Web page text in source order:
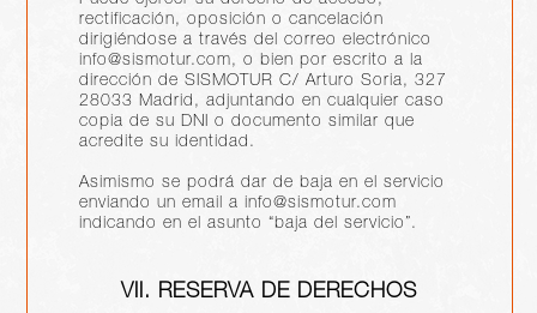
rectificación, oposición o cancelación
dirigiéndose a través del correo electrónico
info@sismotur.com, o bien por escrito a la
dirección de SISMOTUR C/ Arturo Soria, 327
28033 Madrid, adjuntando en cualquier caso
copia de su DNI o documento similar que
acredite su identidad.
Asimismo se podrá dar de baja en el servicio
enviando un email a info@sismotur.com
indicando en el asunto “baja del servicio”.
VII. RESERVA DE DERECHOS